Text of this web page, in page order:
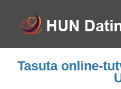
Tasuta online-